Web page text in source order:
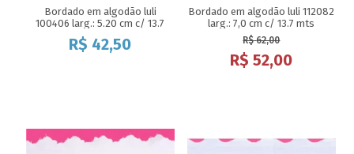
Bordado em algodão luli
100406 larg.: 5.20 cm c/ 13.7
mts
R$ 42,50
Bordado em algodão luli 112082
larg.: 7,0 cm c/ 13.7 mts
R$ 62,00
R$ 52,00